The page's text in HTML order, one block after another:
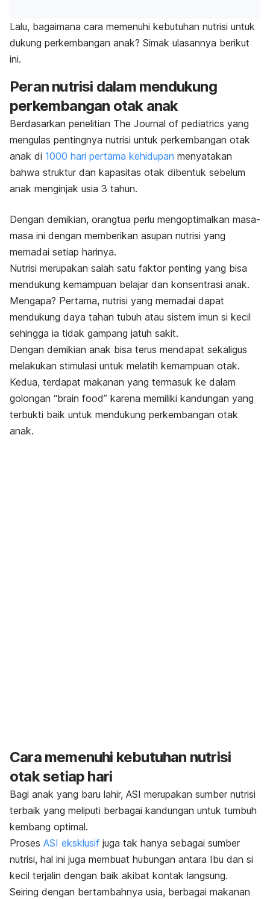
Lalu, bagaimana cara memenuhi kebutuhan nutrisi untuk
dukung perkembangan anak? Simak ulasannya berikut
ini.
Peran nutrisi dalam mendukung
perkembangan otak anak
Berdasarkan penelitian The Journal of pediatrics yang
mengulas pentingnya nutrisi untuk perkembangan otak
anak di 1000 hari pertama kehidupan menyatakan
bahwa struktur dan kapasitas otak dibentuk sebelum
anak menginjak usia 3 tahun.
Dengan demikian, orangtua perlu mengoptimalkan masa-
masa ini dengan memberikan asupan nutrisi yang
memadai setiap harinya.
Nutrisi merupakan salah satu faktor penting yang bisa
mendukung kemampuan belajar dan konsentrasi anak.
Mengapa? Pertama, nutrisi yang memadai dapat
mendukung daya tahan tubuh atau sistem imun si kecil
sehingga ia tidak gampang jatuh sakit.
Dengan demikian anak bisa terus mendapat sekaligus
melakukan stimulasi untuk melatih kemampuan otak.
Kedua, terdapat makanan yang termasuk ke dalam
golongan “brain food” karena memiliki kandungan yang
terbukti baik untuk mendukung perkembangan otak
anak.
Cara memenuhi kebutuhan nutrisi
otak setiap hari
Bagi anak yang baru lahir, ASI merupakan sumber nutrisi
terbaik yang meliputi berbagai kandungan untuk tumbuh
kembang optimal.
Proses ASI eksklusif juga tak hanya sebagai sumber
nutrisi, hal ini juga membuat hubungan antara Ibu dan si
kecil terjalin dengan baik akibat kontak langsung.
Seiring dengan bertambahnya usia, berbagai makanan